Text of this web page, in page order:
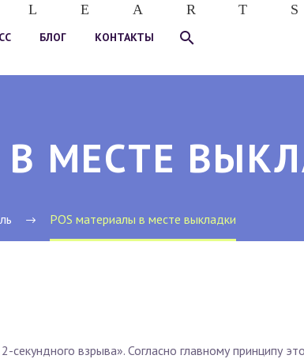
L E A R T S
БЛОГ КОНТАКТЫ
В МЕСТЕ
POS материалы в месте выкладки
взрыва». Согласно главному принципу